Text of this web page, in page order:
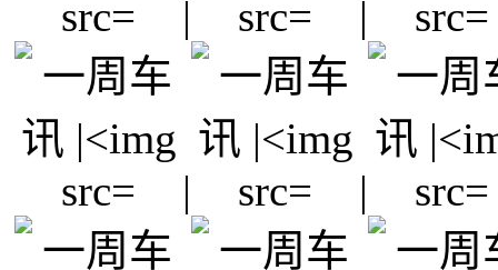
| |
| |